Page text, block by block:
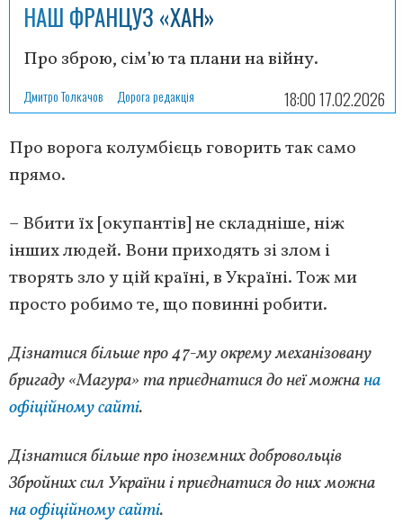
НАШ ФРАНЦУЗ «ХАН»
Про зброю, сім’ю та плани на війну.
Дмитро Толкачов Дорога редакція 18:00 17.02.2026
Про ворога колумбієць говорить так само
прямо.
– Вбити їх [окупантів] не складніше, ніж
інших людей. Вони приходять зі злом і
творять зло у цій країні, в Україні. Тож ми
просто робимо те, що повинні робити.
Дізнатися більше про 47-му окрему механізовану
бригаду «Магура» та приєднатися до неї можнана
офіційному сайті.
Дізнатися більше про іноземних добровольців
Збройних сил України і приєднатися до них можна
на офіційному сайті.